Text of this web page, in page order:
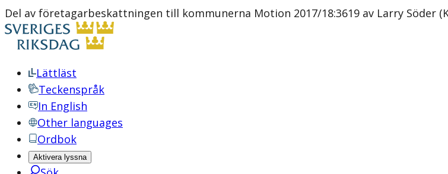
Del av företagarbeskattningen till kommunerna Motion 2017/18:3619 av Larry Söder
Lättläst
Teckenspråk
In English
Other languages
Ordbok
Aktivera lyssna